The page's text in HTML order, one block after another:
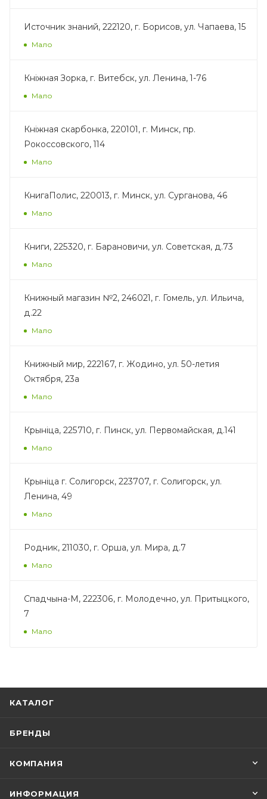
Источник знаний, 222120, г. Борисов, ул. Чапаева, 15
Мало
Кнiжная Зорка, г. Витебск, ул. Ленина, 1-76
Мало
Кнiжная скарбонка, 220101, г. Минск, пр.
Рокоссовского, 114
Мало
КнигаПолис, 220013, г. Минск, ул. Сурганова, 46
Мало
Книги, 225320, г. Барановичи, ул. Советская, д.73
Мало
Книжный магазин №2, 246021, г. Гомель, ул. Ильича,
д.22
Мало
Книжный мир, 222167, г. Жодино, ул. 50-летия
Октября, 23а
Мало
Крынiца, 225710, г. Пинск, ул. Первомайская, д.141
Мало
Крынiца г. Солигорск, 223707, г. Солигорск, ул.
Ленина, 49
Мало
Родник, 211030, г. Орша, ул. Мира, д.7
Мало
Спадчына-М, 222306, г. Молодечно, ул. Притыцкого,
7
Мало
КАТАЛОГ
БРЕНДЫ
КОМПАНИЯ
ИНФОРМАЦИЯ